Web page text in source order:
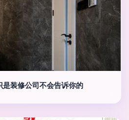
装修公司不会告诉你的